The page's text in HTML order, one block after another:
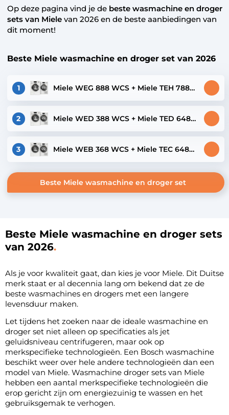
Op deze pagina vind je de beste wasmachine en droger
sets van Mielevan 2026 en de beste aanbiedingen van
dit moment!
Beste Miele wasmachine en droger set van 2026
1
Miele WEG 888 WCS + Miele TEH 788
2
Miele WED 388 WCS + Miele TED 648
3
Miele WEB 368 WCS + Miele TEC 648
Beste Miele wasmachine en droger set
Beste Miele wasmachine en droger sets
van 2026
Als je voor kwaliteit gaat, dan kies je voor Miele. Dit Duitse
merk staat er al decennia lang om bekend dat ze de
beste wasmachines en drogers met een langere
levensduur maken.
Let tijdens het zoeken naar de ideale wasmachine en
droger set niet alleen op specificaties als jet
geluidsniveau centrifugeren, maar ook op
merkspecifieke technologieën. Een Bosch wasmachine
beschikt weer over hele andere technologieën dan een
model van Miele. Wasmachine droger sets van Miele
hebben een aantal merkspecifieke technologieën die
erop gericht zijn om energiezuinig te wassen en het
gebruiksgemak te verhogen.